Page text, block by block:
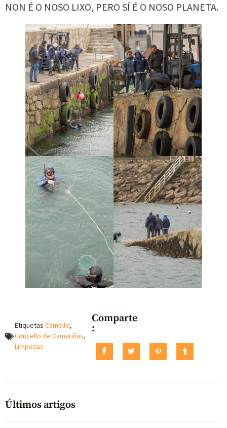
NON É O NOSO LIXO, PERO SÍ É O NOSO PLANETA.
Etiquetas Camelle,
Concello de Camariñas,
Limpezas
Comparte
:
Últimos artigos